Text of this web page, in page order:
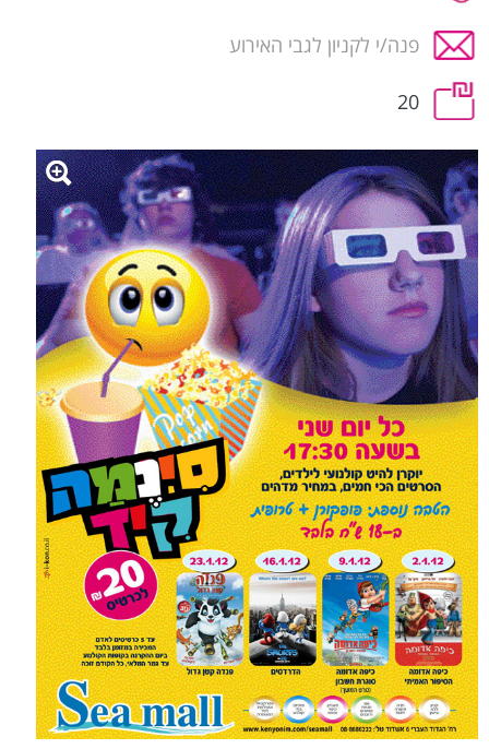
פנה/י לקניון לגבי האירוע
20